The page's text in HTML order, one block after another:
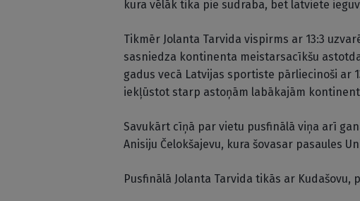
kura vēlāk tika pie sudraba, bet latviete
Tikmēr Jolanta Tarvida vispirms ar 13:3
sasniedza kontinenta meistarsacīkšu
gadus vecā Latvijas sportiste pārliecinoši ar
iekļūstot starp astoņām labākajām
Savukārt cīņā par vietu pusfinālā viņa arī
Anisiju Čelokšajevu, kura šovasar pasaules
Pusfinālā Jolanta Tarvida tikās ar Kudašovu,